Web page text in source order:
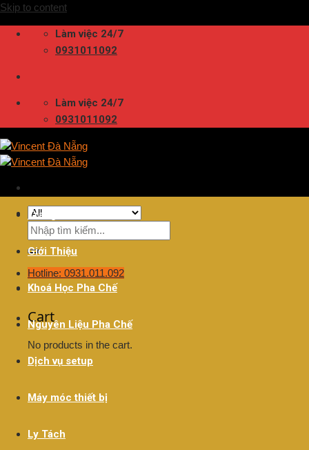
Skip to content
Làm việc 24/7
0931011092
Làm việc 24/7
0931011092
Hotline: 0931.011.092
Cart
No products in the cart.
Trang Chủ
Giới Thiệu
Khoá Học Pha Chế
Nguyên Liệu Pha Chế
Dịch vụ setup
Máy móc thiết bị
Ly Tách